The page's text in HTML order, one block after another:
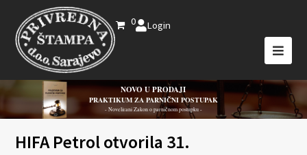
0 Login
NOVO U PRODAJI
PRAKTIKUM ZA PARNIČNI POSTUPAK
- Novelirani Zakon o parničnom postupku -
HIFA Petrol otvorila 31.